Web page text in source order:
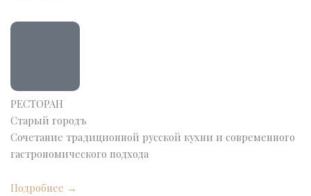
РЕСТОРАН
Старый городъ
Сочетание традиционной русской кухни и современного
гастрономического подхода
Подробнее →